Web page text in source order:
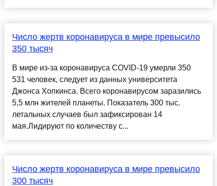
Число жертв коронавируса в мире превысило
350 тысяч
В мире из-за коронавируса COVID-19 умерли 350
531 человек, следует из данных университета
Джонса Хопкинса. Всего коронавирусом заразились
5,5 млн жителей планеты. Показатель 300 тыс.
летальных случаев был зафиксирован 14
мая.Лидируют по количеству с...
Число жертв коронавируса в мире превысило
300 тысяч